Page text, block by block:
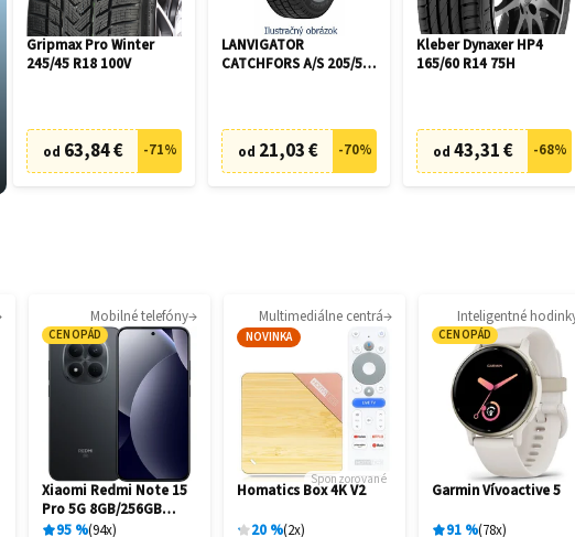
Gripmax Pro Winter
245/45 R18 100V
od 63,84 € -71%
LANVIGATOR
CATCHFORS A/S 205/55
od 21,03 € -70%
Kleber Dynaxer HP4
165/60 R14 75H
od 43,31 € -68%
Mobilné telefóny
CENOPÁD
Xiaomi Redmi Note 15
Pro 5G 8GB/256GB
Black
95 % 94x
Multimediálne centrá
NOVINKA
Sponzorované
Homatics Box 4K V2
20 % 2x
Inteligentné
CENOPÁD
Garmin Vívoactive 5
91 % 78x